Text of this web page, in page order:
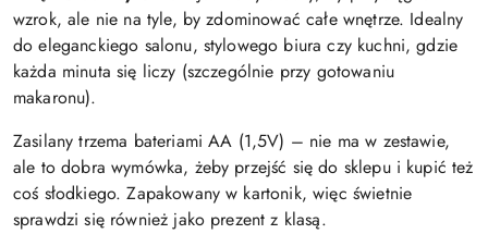
wzrok, ale nie na tyle, by zdominować całe wnętrze. Idealny
do eleganckiego salonu, stylowego biura czy kuchni, gdzie
każda minuta się liczy (szczególnie przy gotowaniu
makaronu).
Zasilany trzema bateriami AA (1,5V) – nie ma w zestawie,
ale to dobra wymówka, żeby przejść się do sklepu i kupić też
coś słodkiego. Zapakowany w kartonik, więc świetnie
sprawdzi się również jako prezent z klasą.